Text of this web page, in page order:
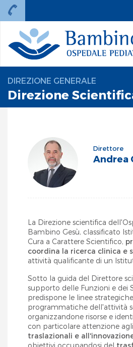
DIREZIONE GENERALE
Direzione
Direttore
Andrea
La Direzione scientifica
Bambino Gesù, classificato
Cura a Carattere Scientifico,
coordina la ricerca clinica e
attività qualificante di un
Sotto la guida del Direttore
supporto delle Funzioni e dei
predispone le linee
programmatiche dell'attività
organizzandone risorse e
con particolare attenzione agli
traslazionali e
obiettivi occupandosi del